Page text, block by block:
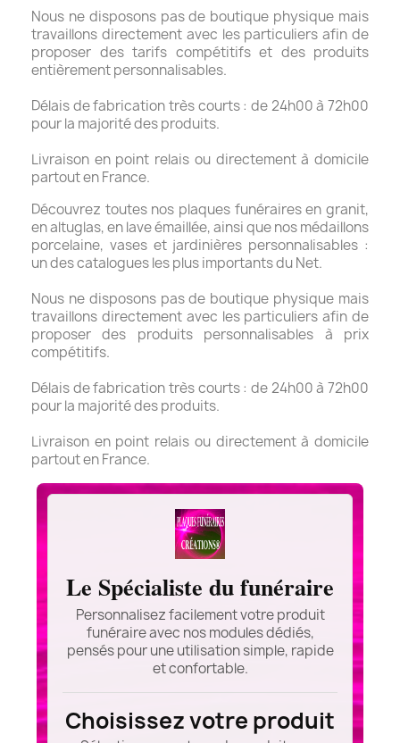
Nous ne disposons pas de boutique physique mais
travaillons directement avec les particuliers afin de
proposer des tarifs compétitifs et des produits
entièrement personnalisables.
Délais de fabrication très courts : de 24h00 à 72h00
pour la majorité des produits.
Livraison en point relais ou directement à domicile
partout en France.
Découvrez toutes nos plaques funéraires en granit,
en altuglas, en lave émaillée, ainsi que nos médaillons
porcelaine, vases et jardinières personnalisables :
un des catalogues les plus importants du Net.
Nous ne disposons pas de boutique physique mais
travaillons directement avec les particuliers afin de
proposer des produits personnalisables à prix
compétitifs.
Délais de fabrication très courts : de 24h00 à 72h00
pour la majorité des produits.
Livraison en point relais ou directement à domicile
partout en France.
Le Spécialiste du funéraire
Personnalisez facilement votre produit
funéraire avec nos modules dédiés,
pensés pour une utilisation simple, rapide
et confortable.
Choisissez votre produit